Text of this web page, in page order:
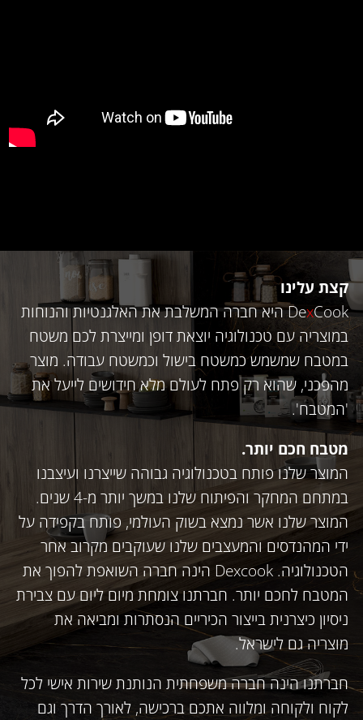
קצת עלינו
DexCook
היא חברה המשלבת את האלגנטיות והנוחות
במוצריה עם טכנולוגיה יוצאת דופן ומייצרת לכם משטח
במטבח שמשמש כמשטח בישול וכמשטח עבודה. מוצר
מהפכני, שהוא רק פתח לעולם מלא חידושים לייעל את
'המטבח'.
מטבח חכם יותר.
המוצר שלנו פותח בטכנולוגיה גבוהה שייצרנו ועיצבנו
במתחם המחקר והפיתוח שלנו במשך יותר מ-4 שנים.
המוצר שלנו אשר נמצא בשוק העולמי, פותח בקפידה על
ידי המהנדסים והמעצבים שלנו שעוקבים מקרוב אחר
הטכנולוגיה. Dexcook הינה חברה השואפת להפוך את
המטבח לחכם יותר. חברתנו צומחת מיום ליום עם צבירת
ניסיון כיצרנית בייצור הכיריים הנסתרות ומביאה את
מוצריה גם לישראל.
חברתנו הינה חברה משפחתית הנותנת שירות אישי לכל
לקוח ולקוחה ומלווה אתכם ברכישה, לאורך הדרך וגם